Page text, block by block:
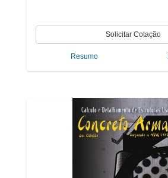
Resumo